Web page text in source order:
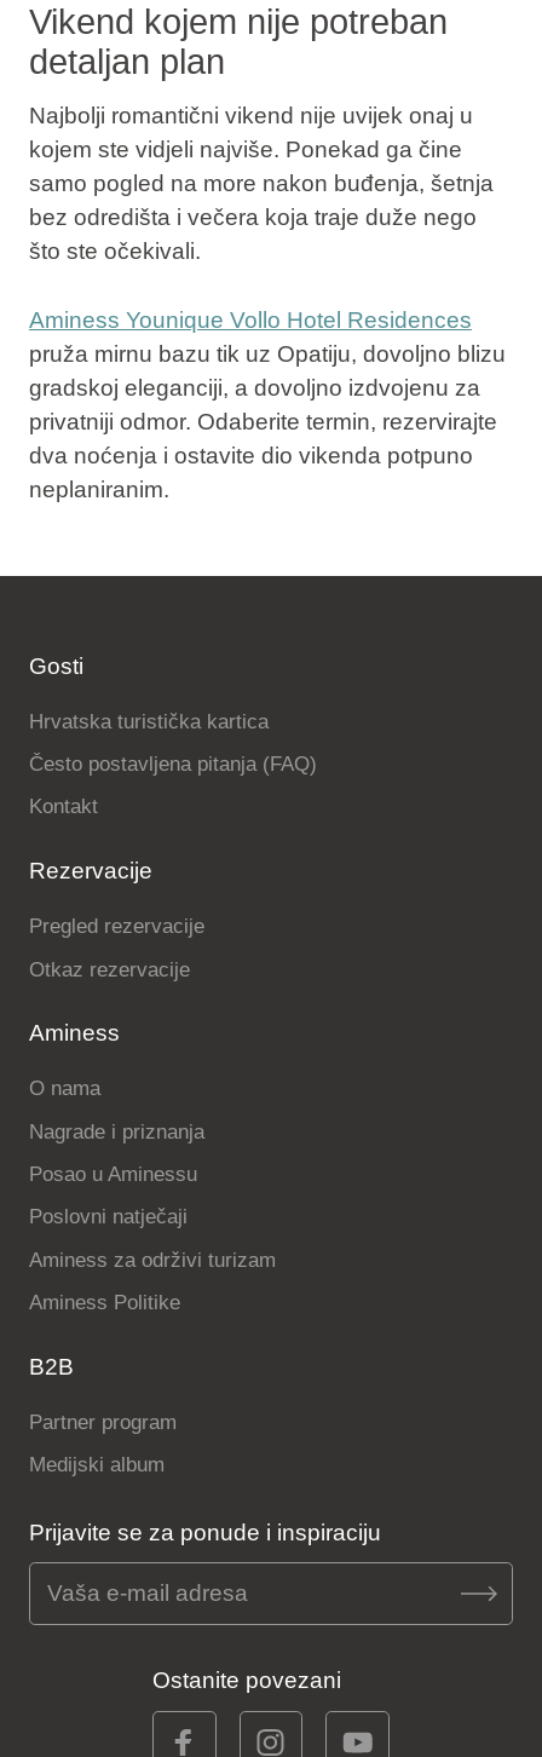
Vikend kojem nije potreban
detaljan plan
Najbolji romantični vikend nije uvijek onaj u
kojem ste vidjeli najviše. Ponekad ga čine
samo pogled na more nakon buđenja, šetnja
bez odredišta i večera koja traje duže nego
što ste očekivali.
Aminess Younique Vollo Hotel Residences
pruža mirnu bazu tik uz Opatiju, dovoljno blizu
gradskoj eleganciji, a dovoljno izdvojenu za
privatniji odmor. Odaberite termin, rezervirajte
dva noćenja i ostavite dio vikenda potpuno
neplaniranim.
Gosti
Hrvatska turistička kartica
Često postavljena pitanja (FAQ)
Kontakt
Rezervacije
Pregled rezervacije
Otkaz rezervacije
Aminess
O nama
Nagrade i priznanja
Posao u Aminessu
Poslovni natječaji
Aminess za održivi turizam
Aminess Politike
B2B
Partner program
Medijski album
Prijavite se za ponude i inspiraciju
Ostanite povezani